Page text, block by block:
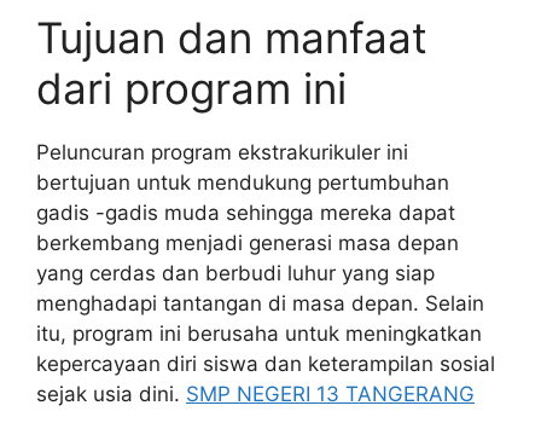
Tujuan dan manfaat
dari program ini
Peluncuran program ekstrakurikuler ini
bertujuan untuk mendukung pertumbuhan
gadis -gadis muda sehingga mereka dapat
berkembang menjadi generasi masa depan
yang cerdas dan berbudi luhur yang siap
menghadapi tantangan di masa depan. Selain
itu, program ini berusaha untuk meningkatkan
kepercayaan diri siswa dan keterampilan sosial
sejak usia dini. SMP NEGERI 13 TANGERANG